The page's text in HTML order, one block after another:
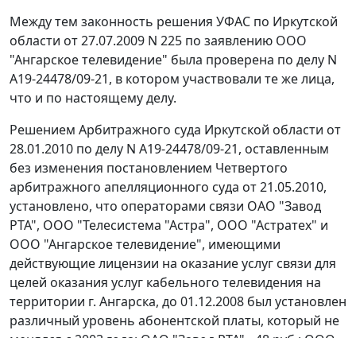
Между тем законность решения УФАС по Иркутской
области от 27.07.2009 N 225 по заявлению ООО
"Ангарское телевидение" была проверена по делу N
А19-24478/09-21, в котором участвовали те же лица,
что и по настоящему делу.
Решением Арбитражного суда Иркутской области от
28.01.2010 по делу N А19-24478/09-21, оставленным
без изменения постановлением Четвертого
арбитражного апелляционного суда от 21.05.2010,
установлено, что операторами связи ОАО "Завод
РТА", ООО "Телесистема "Астра", ООО "Астратех" и
ООО "Ангарское телевидение", имеющими
действующие лицензии на оказание услуг связи для
целей оказания услуг кабельного телевидения на
территории г. Ангарска, до 01.12.2008 был установлен
различный уровень абонентской платы, который не